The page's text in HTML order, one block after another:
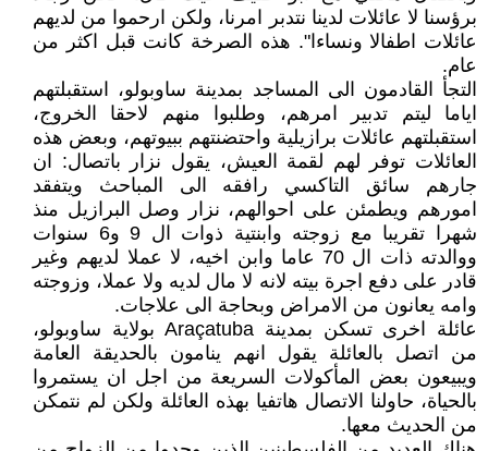
برؤسنا لا عائلات لدينا نتدبر امرنا، ولكن ارحموا من لديهم
عائلات اطفالا ونساءا". هذه الصرخة كانت قبل اكثر من
عام.
التجأ القادمون الى المساجد بمدينة ساوبولو، استقبلتهم
اياما ليتم تدبير امرهم، وطلبوا منهم لاحقا الخروج،
استقبلتهم عائلات برازيلية واحتضنتهم ببيوتهم، وبعض هذه
العائلات توفر لهم لقمة العيش، يقول نزار باتصال: ان
جارهم سائق التاكسي رافقه الى المباحث ويتفقد
امورهم ويطمئن على احوالهم، نزار وصل البرازيل منذ
شهرا تقريبا مع زوجته وابنتية ذوات ال 9 و6 سنوات
ووالدته ذات ال 70 عاما وابن اخيه، لا عملا لديهم وغير
قادر على دفع اجرة بيته لانه لا مال لديه ولا عملا، وزوجته
وامه يعانون من الامراض وبحاجة الى علاجات.
عائلة اخرى تسكن بمدينة Araçatuba بولاية ساوبولو،
من اتصل بالعائلة يقول انهم ينامون بالحديقة العامة
ويبيعون بعض المأكولات السريعة من اجل ان يستمروا
بالحياة، حاولنا الاتصال هاتفيا بهذه العائلة ولكن لم نتمكن
من الحديث معها.